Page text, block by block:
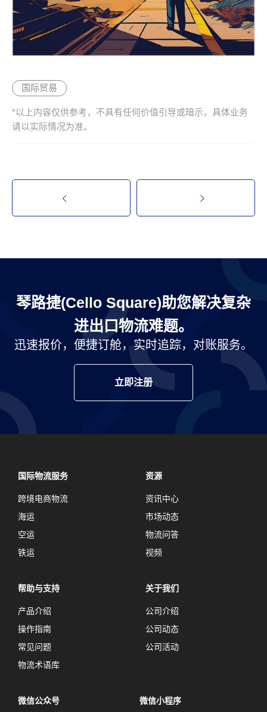
国际贸易
*以上内容仅供参考，不具有任何价值引导或暗示，具体业务
请以实际情况为准。
琴路捷(Cello Square)助您解决复杂
进出口物流难题。
迅速报价，便捷订舱，实时追踪，对账服务。
立即注册
国际物流服务
跨境电商物流
海运
空运
铁运
资源
资讯中心
市场动态
物流问答
视频
帮助与支持
产品介绍
操作指南
常见问题
物流术语库
关于我们
公司介绍
公司动态
公司活动
微信公众号 微信小程序